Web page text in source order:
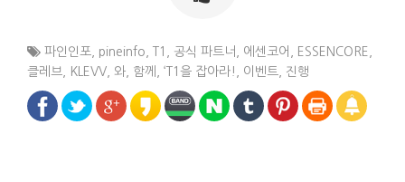
파인인포 pineinfo T1 공식 파트너 에센코어 ESSENCORE
클레브
KLEVV 와 함께 ‘T1을 잡아라! 이벤트 진행